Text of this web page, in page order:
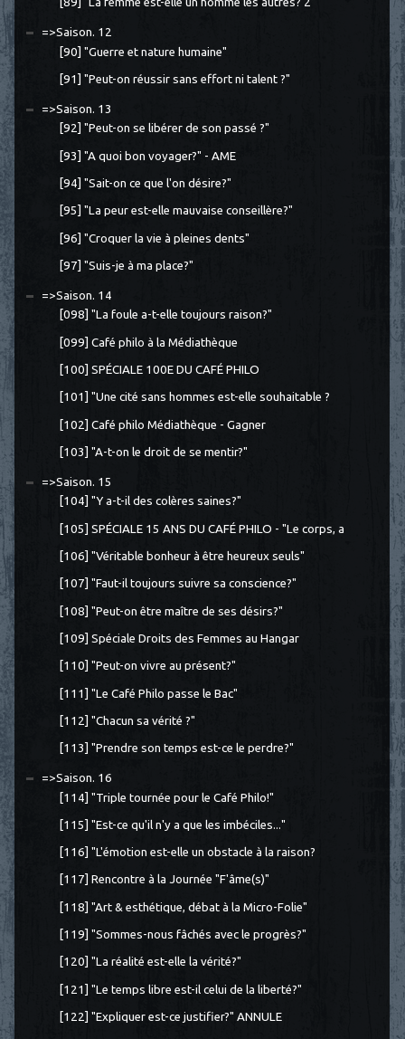
=>Saison. 12
[90] "Guerre et nature humaine"
[91] "Peut-on réussir sans effort ni talent ?"
=>Saison. 13
[92] "Peut-on se libérer de son passé ?"
[93] "A quoi bon voyager?" - AME
[94] "Sait-on ce que l'on désire?"
[95] "La peur est-elle mauvaise conseillère?"
[96] "Croquer la vie à pleines dents"
[97] "Suis-je à ma place?"
=>Saison. 14
[098] "La foule a-t-elle toujours raison?"
[099] Café philo à la Médiathèque
[100] SPÉCIALE 100E DU CAFÉ PHILO
[101] "Une cité sans hommes est-elle souhaitable ?
[102] Café philo Médiathèque - Gagner
[103] "A-t-on le droit de se mentir?"
=>Saison. 15
[104] "Y a-t-il des colères saines?"
[105] SPÉCIALE 15 ANS DU CAFÉ PHILO - "Le corps, a
[106] "Véritable bonheur à être heureux seuls"
[107] "Faut-il toujours suivre sa conscience?"
[108] "Peut-on être maître de ses désirs?"
[109] Spéciale Droits des Femmes au Hangar
[110] "Peut-on vivre au présent?"
[111] "Le Café Philo passe le Bac"
[112] "Chacun sa vérité ?"
[113] "Prendre son temps est-ce le perdre?"
=>Saison. 16
[114] "Triple tournée pour le Café Philo!"
[115] "Est-ce qu'il n'y a que les imbéciles..."
[116] "L'émotion est-elle un obstacle à la raison?
[117] Rencontre à la Journée "F'âme(s)"
[118] "Art & esthétique, débat à la Micro-Folie"
[119] "Sommes-nous fâchés avec le progrès?"
[120] "La réalité est-elle la vérité?"
[121] "Le temps libre est-il celui de la liberté?"
[122] "Expliquer est-ce justifier?" ANNULE